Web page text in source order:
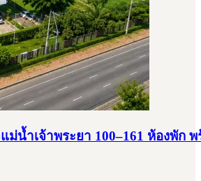
น้ำเจ้าพระยา 100–161 ห้องพัก พ